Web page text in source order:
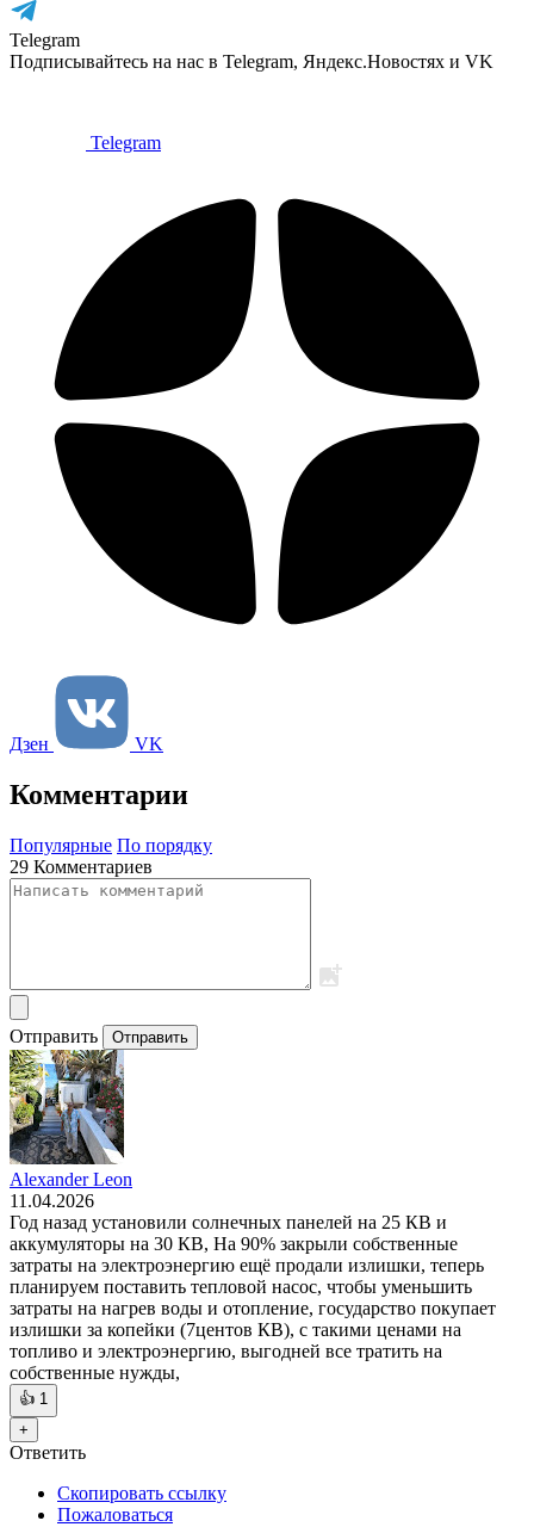
Telegram
Подписывайтесь на нас в Telegram, Яндекс.Новостях и VK
Telegram
Дзен VK
Комментарии
Популярные По порядку
29 Комментариев
Отправить Отправить
Alexander Leon
11.04.2026
Год назад установили солнечных панелей на 25 КВ и
аккумуляторы на 30 КВ, На 90% закрыли собственные
затраты на электроэнергию ещё продали излишки, теперь
планируем поставить тепловой насос, чтобы уменьшить
затраты на нагрев воды и отопление, государство покупает
излишки за копейки (7центов КВ), с такими ценами на
топливо и электроэнергию, выгодней все тратить на
собственные нужды,
👍 1
+
Ответить
Скопировать ссылку
Пожаловаться